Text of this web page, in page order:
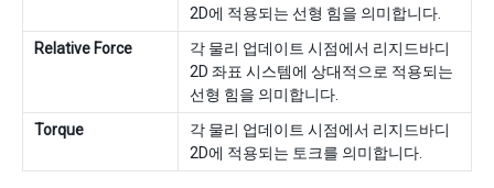
2D에 적용되는 선형 힘을 의미합니다.
Relative Force
각 물리 업데이트 시점에서 리지드바디
2D 좌표 시스템에 상대적으로 적용되는
선형 힘을 의미합니다.
Torque
각 물리 업데이트 시점에서 리지드바디
2D에 적용되는 토크를 의미합니다.